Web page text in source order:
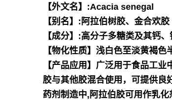
【外文名】:Acacia senegal
【别名】:阿拉伯树胶、金合欢胶
【成分】:高分子多糖类及其钙
【物化性质】浅白色至淡黄褐
【产品应用】广泛用于食品工
胶与其他胶混合使用，可提供良
药剂制造中,阿拉伯胶可用作乳